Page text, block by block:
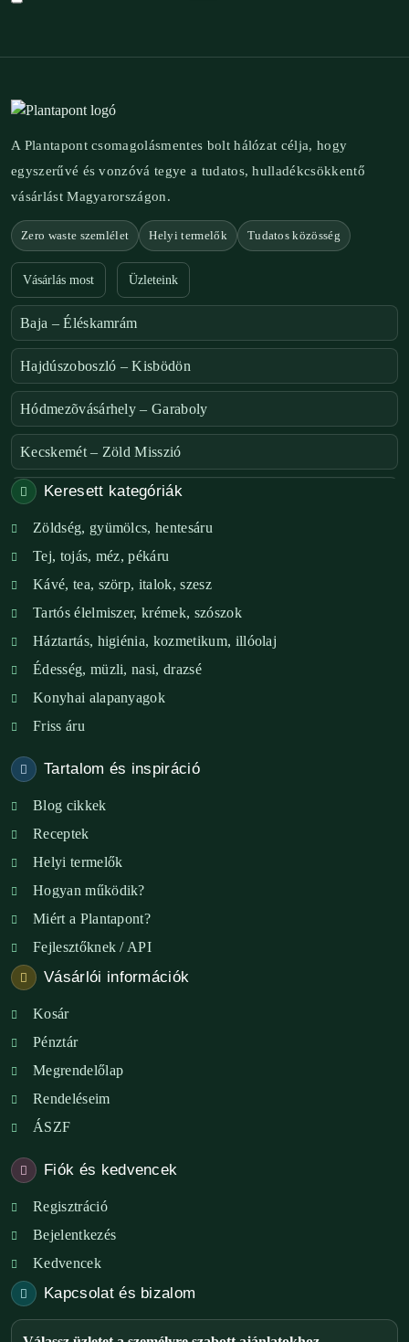
A Plantapont csomagolásmentes bolt hálózat célja, hogy
egyszerűvé és vonzóvá tegye a tudatos, hulladékcsökkentő
vásárlást Magyarországon.
Zero waste szemlélet Helyi termelők Tudatos közösség
Vásárlás most Üzleteink
Baja – Éléskamrám
Hajdúszoboszló – Kisbödön
Hódmezõvásárhely – Garaboly
Kecskemét – Zöld Misszió
Székesfehérvár – Zöld Sarok
Verőce – Miegymás
XI. ker. – Lemérem
XIX. ker. – Boldog Föld
XVIII. ker. – Eni Mag-ház
XXIII. ker. – Panelpék
Keresett kategóriák
Zöldség, gyümölcs, hentesáru
Tej, tojás, méz, pékáru
Kávé, tea, szörp, italok, szesz
Tartós élelmiszer, krémek, szószok
Háztartás, higiénia, kozmetikum, illóolaj
Édesség, müzli, nasi, drazsé
Konyhai alapanyagok
Friss áru
Tartalom és inspiráció
Blog cikkek
Receptek
Helyi termelők
Hogyan működik?
Miért a Plantapont?
Fejlesztőknek / API
Vásárlói információk
Kosár
Pénztár
Megrendelőlap
Rendeléseim
ÁSZF
Fiók és kedvencek
Regisztráció
Bejelentkezés
Kedvencek
Kapcsolat és bizalom